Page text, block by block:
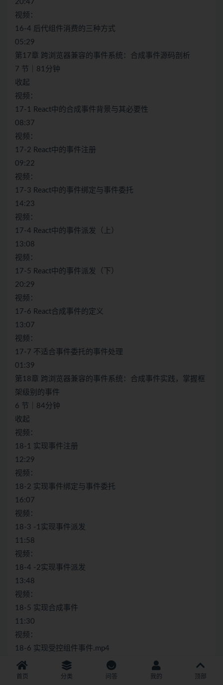
20:47
视频：
16-4 后代组件消费的三种方式
05:29
第17章 跨浏览器兼容的事件系统：合成事件源码剖析
7 节｜81分钟
收起
视频：
17-1 React中的合成事件背景与其必要性
08:37
视频：
17-2 React中的事件注册
09:22
视频：
17-3 React中的事件绑定与事件委托
14:23
视频：
17-4 React中的事件派发（上）
13:08
视频：
17-5 React中的事件派发（下）
20:29
视频：
17-6 React合成事件的定义
13:07
视频：
17-7 不适合事件委托的事件处理
01:39
第18章 跨浏览器兼容的事件系统：合成事件实践，掌握框
架级别的事件
6 节｜84分钟
收起
视频：
18-1 实现事件注册
12:29
视频：
18-2 实现事件绑定与事件委托
16:07
视频：
18-3 -1实现事件派发
11:58
视频：
18-4 -2实现事件派发
13:48
视频：
18-5 实现合成事件
11:30
视频：
18-6 实现受控组件事件.mp4
18:07
第19章 性能提高：React Lanes模型源码剖析
首页 分类 问答 我的 顶部